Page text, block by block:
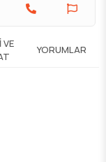
VE
YORUMLAR